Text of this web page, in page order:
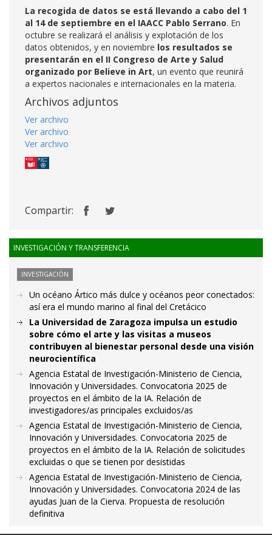
La recogida de datos se está llevando a cabo del 1
al 14 de septiembre en el IAACC Pablo Serrano. En
octubre se realizará el análisis y explotación de los
datos obtenidos, y en noviembre los resultados se
presentarán en el II Congreso de Arte y Salud
organizado por Believe in Art, un evento que reunirá
a expertos nacionales e internacionales en la materia.
Archivos adjuntos
Ver archivo
Ver archivo
Ver archivo
Compartir:
INVESTIGACIÓN Y TRANSFERENCIA
INVESTIGACIÓN
Un océano Ártico más dulce y océanos peor conectados:
así era el mundo marino al final del Cretácico
La Universidad de Zaragoza impulsa un estudio
sobre cómo el arte y las visitas a museos
contribuyen al bienestar personal desde una visión
neurocientífica
Agencia Estatal de Investigación-Ministerio de Ciencia,
Innovación y Universidades. Convocatoria 2025 de
proyectos en el ámbito de la IA. Relación de
investigadores/as principales excluidos/as
Agencia Estatal de Investigación-Ministerio de Ciencia,
Innovación y Universidades. Convocatoria 2025 de
proyectos en el ámbito de la IA. Relación de solicitudes
excluidas o que se tienen por desistidas
Agencia Estatal de Investigación-Ministerio de Ciencia,
Innovación y Universidades. Convocatoria 2024 de las
ayudas Juan de la Cierva. Propuesta de resolución
definitiva